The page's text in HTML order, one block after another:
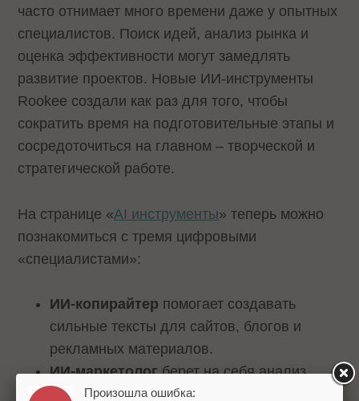
часто отнимает много времени даже у опытных
специалистов. Поиск идей, анализ рынка и
оценка эффективности могут замедлять
развитие проектов. Новые ИИ-инструменты
Rookee создали как раз для того, чтобы
сократить время на подготовительные этапы и
сосредоточиться на главном – творческой и
стратегической работе.
На странице «AI инструменты» теперь можно
познакомиться с тремя цифровыми
«специалистами»:
ИИ-копирайтер помогает создавать
сильные тексты для сайтов, блогов и
рекламных материалов.
ИИ-маркетологберет на себя анализ
конкурентов и рынка. Сервис
Произошла ошибка: